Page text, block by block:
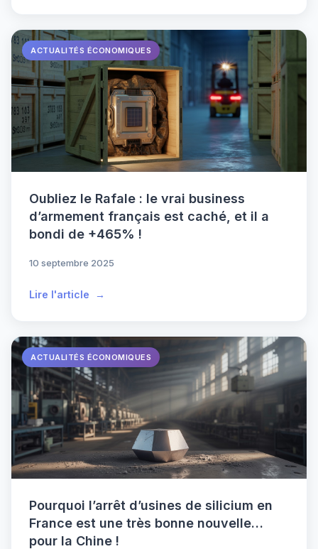
ACTUALITÉS ÉCONOMIQUES
Oubliez le Rafale : le vrai business
d’armement français est caché, et il a
bondi de +465% !
10 septembre 2025
Lire l'article
ACTUALITÉS ÉCONOMIQUES
Pourquoi l’arrêt d’usines de silicium en
France est une très bonne nouvelle…
pour la Chine !